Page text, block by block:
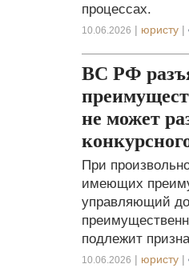
процессах.
10.06.2026 | юристу |
ВС РФ
не может
При
имеющих
управляющий
подлежит
10.06.2026 | юристу |